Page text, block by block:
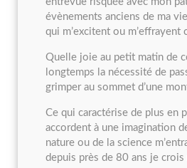
évènements anciens de ma
qui m’excitent ou m’effrayent
Quelle joie au petit matin de
longtemps la nécessité de
grimper au sommet d’une
Ce qui caractérise de plus en
accordent à une imagination
nature ou de la science
depuis près de 80 ans je